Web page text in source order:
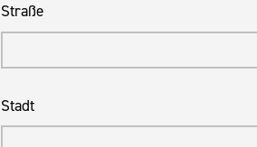
Straße
Stadt